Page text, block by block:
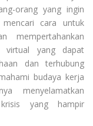
orang yang ingin
cara untuk
mempertahankan
virtual yang dapat
dan terhubung
budaya kerja
menyelamatkan
yang hampir